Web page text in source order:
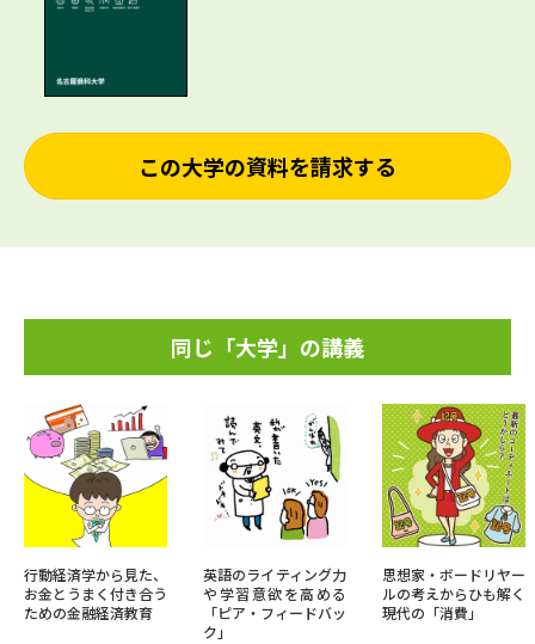
この大学の資料を請求する
同じ「大学」の講義
行動経済学から見た、
お金とうまく付き合う
ための金融経済教育
英語のライティング力
や学習意欲を高める
「ピア・フィードバッ
ク」
思想家・ボードリヤー
ルの考えからひも解く
現代の「消費」